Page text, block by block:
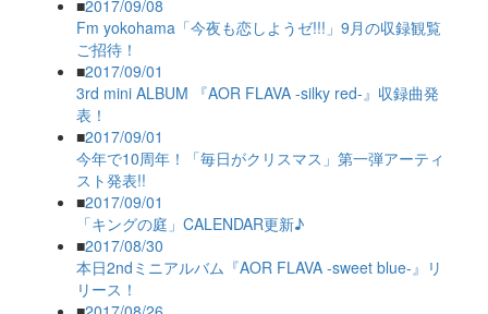
■2017/09/08
Fm yokohama「今夜も恋しようゼ!!!」9月の収録観覧
ご招待！
■2017/09/01
3rd mini ALBUM 『AOR FLAVA -silky red-』収録曲発
表！
■2017/09/01
今年で10周年！「毎日がクリスマス」第一弾アーティ
スト発表!!
■2017/09/01
「キングの庭」CALENDAR更新♪
■2017/08/30
本日2ndミニアルバム『AOR FLAVA -sweet blue-』リ
リース！